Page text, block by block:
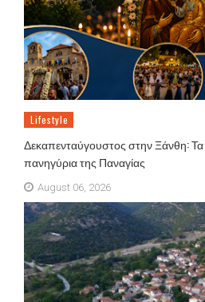
Lifestyle
Δεκαπενταύγουστος στην Ξάνθη:
πανηγύρια της Παναγίας
August 06, 2026